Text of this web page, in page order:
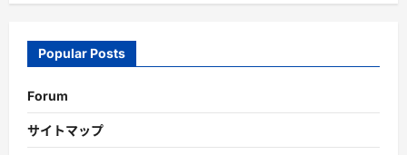
Popular Posts
Forum
サイトマップ